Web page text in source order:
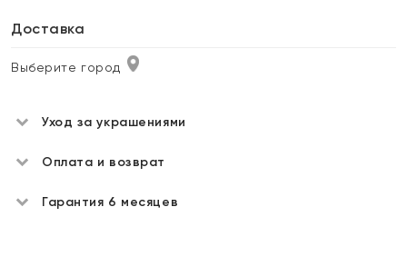
Доставка
Выберите город
Уход за украшениями
Оплата и возврат
Гарантия 6 месяцев